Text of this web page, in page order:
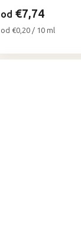
od €7,74
Jednotková
od €0,20 / 10 ml